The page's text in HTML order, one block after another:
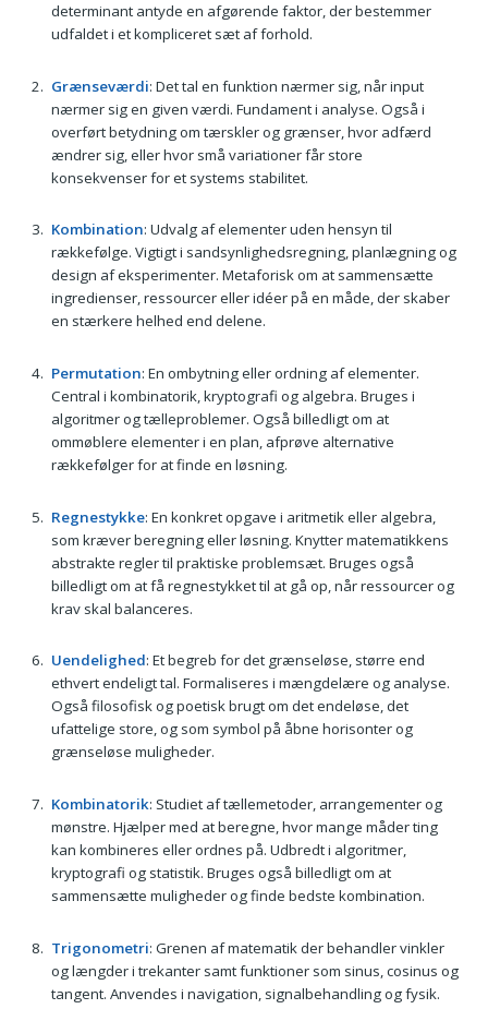
determinant antyde en afgørende faktor, der bestemmer
udfaldet i et kompliceret sæt af forhold.
Grænseværdi: Det tal en funktion nærmer sig, når input
nærmer sig en given værdi. Fundament i analyse. Også i
overført betydning om tærskler og grænser, hvor adfærd
ændrer sig, eller hvor små variationer får store
konsekvenser for et systems stabilitet.
Kombination: Udvalg af elementer uden hensyn til
rækkefølge. Vigtigt i sandsynlighedsregning, planlægning og
design af eksperimenter. Metaforisk om at sammensætte
ingredienser, ressourcer eller idéer på en måde, der skaber
en stærkere helhed end delene.
Permutation: En ombytning eller ordning af elementer.
Central i kombinatorik, kryptografi og algebra. Bruges i
algoritmer og tælleproblemer. Også billedligt om at
ommøblere elementer i en plan, afprøve alternative
rækkefølger for at finde en løsning.
Regnestykke: En konkret opgave i aritmetik eller algebra,
som kræver beregning eller løsning. Knytter matematikkens
abstrakte regler til praktiske problemsæt. Bruges også
billedligt om at få regnestykket til at gå op, når ressourcer og
krav skal balanceres.
Uendelighed: Et begreb for det grænseløse, større end
ethvert endeligt tal. Formaliseres i mængdelære og analyse.
Også filosofisk og poetisk brugt om det endeløse, det
ufattelige store, og som symbol på åbne horisonter og
grænseløse muligheder.
Kombinatorik: Studiet af tællemetoder, arrangementer og
mønstre. Hjælper med at beregne, hvor mange måder ting
kan kombineres eller ordnes på. Udbredt i algoritmer,
kryptografi og statistik. Bruges også billedligt om at
sammensætte muligheder og finde bedste kombination.
Trigonometri: Grenen af matematik der behandler vinkler
og længder i trekanter samt funktioner som sinus, cosinus og
tangent. Anvendes i navigation, signalbehandling og fysik.